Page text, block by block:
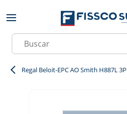
Skip to main content
Site Search
Regal Beloit-EPC AO Smith H887L